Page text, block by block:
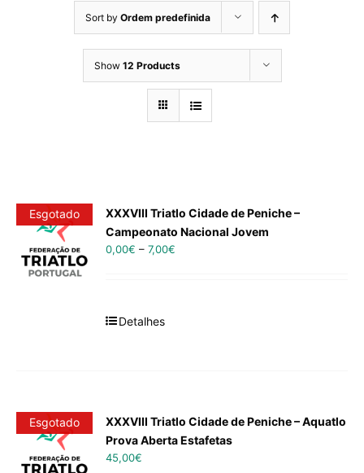
Sort by Ordem predefinida
Show 12 Products
Esgotado
XXXVIII Triatlo Cidade de Peniche –
Campeonato Nacional Jovem
0,00€ –7,00€
Detalhes
Esgotado
XXXVIII Triatlo Cidade de Peniche – Aquatlo
Prova Aberta Estafetas
45,00€